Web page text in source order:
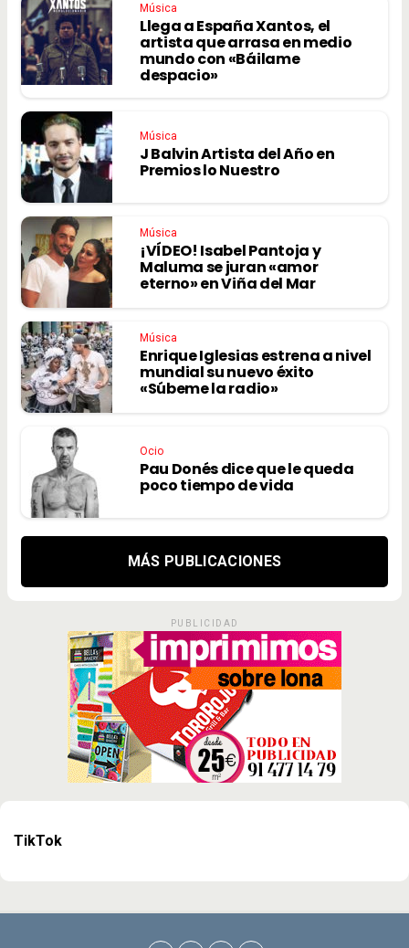
Música
Llega a España Xantos, el
artista que arrasa en medio
mundo con «Báilame
despacio»
Música
J Balvin Artista del Año en
Premios lo Nuestro
Música
¡VÍDEO! Isabel Pantoja y
Maluma se juran «amor
eterno» en Viña del Mar
Música
Enrique Iglesias estrena a nivel
mundial su nuevo éxito
«Súbeme la radio»
Ocio
Pau Donés dice que le queda
poco tiempo de vida
MÁS PUBLICACIONES
PUBLICIDAD
TikTok